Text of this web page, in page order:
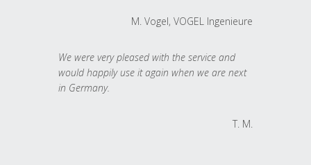
M. Vogel, VOGEL Ingenieure
We were very pleased with the service and
would happily use it again when we are next
in Germany.
T. M.